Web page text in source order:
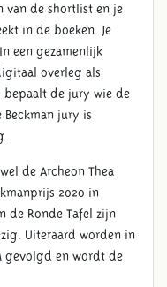
van de shortlist en je
in de boeken. Je
een gezamenlijk
overleg als
de jury wie de
Beckman jury is
de Archeon Thea
2020 in
de Ronde Tafel zijn
Uiteraard worden in
gevolgd en wordt de